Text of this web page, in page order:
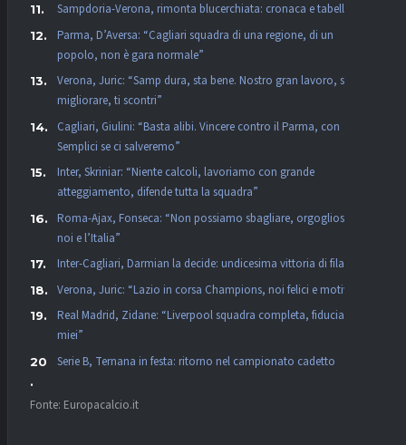
Sampdoria-Verona, rimonta blucerchiata: cronaca e tabellino
Parma, D’Aversa: “Cagliari squadra di una regione, di un
popolo, non è gara normale”
Verona, Juric: “Samp dura, sta bene. Nostro gran lavoro, se vuoi
migliorare, ti scontri”
Cagliari, Giulini: “Basta alibi. Vincere contro il Parma, con
Semplici se ci salveremo”
Inter, Skriniar: “Niente calcoli, lavoriamo con grande
atteggiamento, difende tutta la squadra”
Roma-Ajax, Fonseca: “Non possiamo sbagliare, orgogliosi per
noi e l’Italia”
Inter-Cagliari, Darmian la decide: undicesima vittoria di fila
Verona, Juric: “Lazio in corsa Champions, noi felici e motivati”
Real Madrid, Zidane: “Liverpool squadra completa, fiducia nei
miei”
Serie B, Ternana in festa: ritorno nel campionato cadetto
Fonte: Europacalcio.it